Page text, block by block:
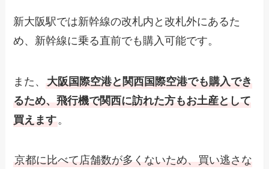
新大阪駅では新幹線の改札内と改札外にあるた
め、新幹線に乗る直前でも購入可能です。
また、
大阪国際空港と関西国際空港でも購入でき
るため、飛行機で関西に訪れた方もお土産として
買えます 。
京都に比べて店舗数が多くないため、買い逃さな